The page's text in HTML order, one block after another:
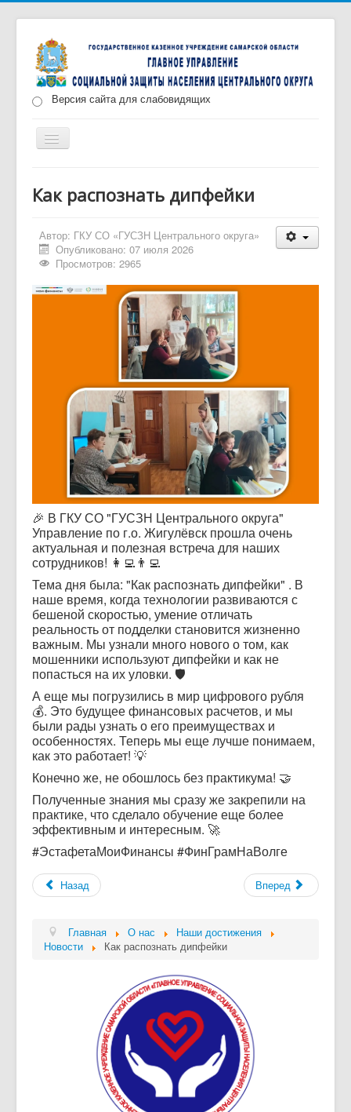
Версия сайта для слабовидящих
Включить/
выключить
Документы Меры социальной поддержки
Противодействие коррупции Запись на прием
Как распознать дипфейки
Автор: ГКУ СО «ГУСЗН Центрального округа»
Опубликовано: 07 июля 2026
Просмотров: 2965
🎉 В ГКУ СО "ГУСЗН Центрального округа"
Управление по г.о. Жигулёвск прошла очень
актуальная и полезная встреча для наших
сотрудников! 👩‍💻👨‍💻
Тема дня была: "Как распознать дипфейки" . В
наше время, когда технологии развиваются с
бешеной скоростью, умение отличать
реальность от подделки становится жизненно
важным. Мы узнали много нового о том, как
мошенники используют дипфейки и как не
попасться на их уловки. 🛡️
А еще мы погрузились в мир цифрового рубля
💰. Это будущее финансовых расчетов, и мы
были рады узнать о его преимуществах и
особенностях. Теперь мы еще лучше понимаем,
как это работает! 💡
Конечно же, не обошлось без практикума! 🤝
Полученные знания мы сразу же закрепили на
практике, что сделало обучение еще более
эффективным и интересным. 🚀
#ЭстафетаМоиФинансы #ФинГрамНаВолге
Назад Вперед
Главная О нас
Наши достижения
Новости
Как распознать дипфейки